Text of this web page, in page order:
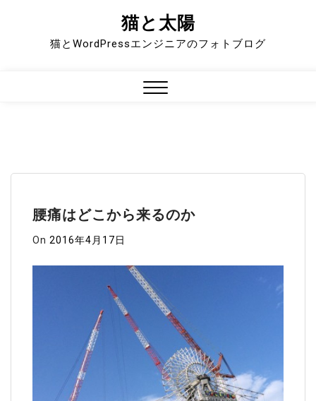
猫と太陽
猫とWordPressエンジニアのフォトブログ
腰痛はどこから来るのか
On 2016年4月17日